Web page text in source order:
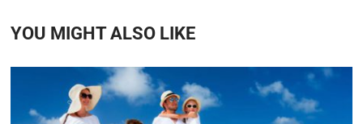
YOU MIGHT ALSO LIKE